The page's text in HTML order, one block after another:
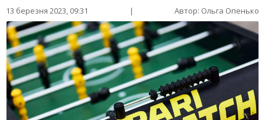
13 березня 2023, 09:31 | Автор: Ольга Опенько